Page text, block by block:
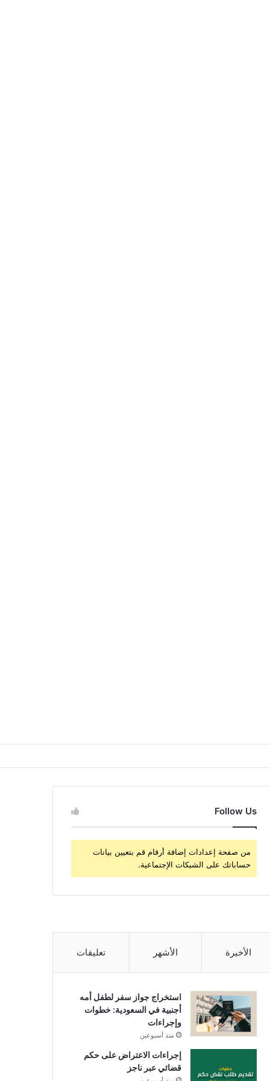
Follow Us
من صفحة إعدادات إضافة أرقام قم بتعيين بيانات
حساباتك على الشبكات الإجتماعية.
الأخيرة الأشهر تعليقات
استخراج جواز سفر لطفل أمه
أجنبية في السعودية: خطوات
وإجراءات
منذ أسبوعين
إجراءات الاعتراض على حكم
قضائي عبر ناجز